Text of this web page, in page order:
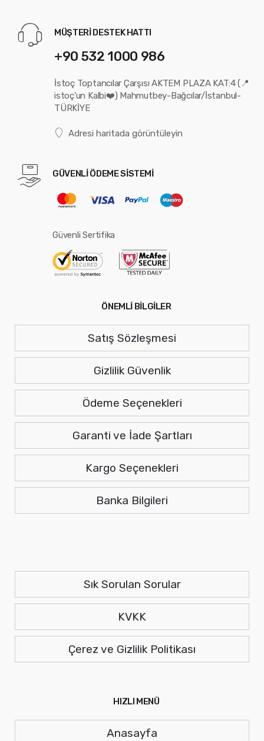
MÜŞTERİ DESTEK HATTI
+90 532 1000 986
İstoç Toptancılar Çarşısı AKTEM PLAZA KAT:4 (📍
istoç'un Kalbi❤️) Mahmutbey-Bağcılar/İstanbul-
TÜRKİYE
Adresi haritada görüntüleyin
GÜVENLİ ÖDEME SİSTEMİ
Güvenli Sertifika
ÖNEMLİ BİLGİLER
Satış Sözleşmesi
Gizlilik Güvenlik
Ödeme Seçenekleri
Garanti ve İade Şartları
Kargo Seçenekleri
Banka Bilgileri
Sık Sorulan Sorular
KVKK
Çerez ve Gizlilik Politikası
HIZLI MENÜ
Anasayfa